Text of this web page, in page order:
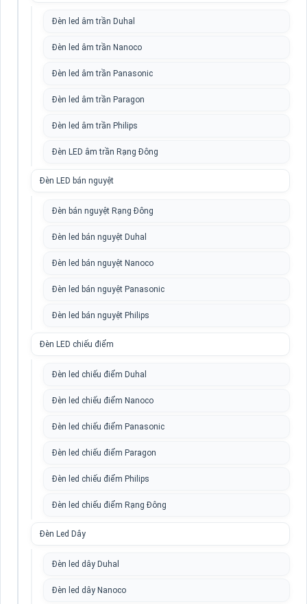
Đèn led âm trần Duhal
Đèn led âm trần Nanoco
Đèn led âm trần Panasonic
Đèn led âm trần Paragon
Đèn led âm trần Philips
Đèn LED âm trần Rạng Đông
Đèn LED bán nguyệt
Đèn bán nguyệt Rạng Đông
Đèn led bán nguyệt Duhal
Đèn led bán nguyệt Nanoco
Đèn led bán nguyệt Panasonic
Đèn led bán nguyệt Philips
Đèn LED chiếu điểm
Đèn led chiếu điểm Duhal
Đèn led chiếu điểm Nanoco
Đèn led chiếu điểm Panasonic
Đèn led chiếu điểm Paragon
Đèn led chiếu điểm Philips
Đèn led chiếu điểm Rạng Đông
Đèn Led Dây
Đèn led dây Duhal
Đèn led dây Nanoco